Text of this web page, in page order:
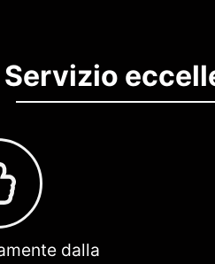
Servizio
dalla